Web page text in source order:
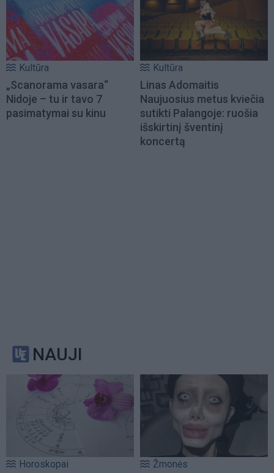
Kultūra
„Scanorama vasara“
Nidoje – tu ir tavo 7
pasimatymai su kinu
Kultūra
Linas Adomaitis
Naujuosius metus kviečia
sutikti Palangoje: ruošia
išskirtinį šventinį
koncertą
NAUJI
Horoskopai Žmonės